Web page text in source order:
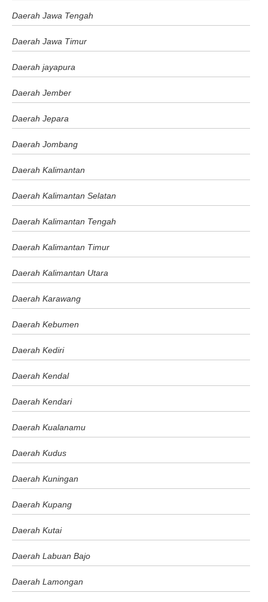
Daerah Jawa Tengah
Daerah Jawa Timur
Daerah jayapura
Daerah Jember
Daerah Jepara
Daerah Jombang
Daerah Kalimantan
Daerah Kalimantan Selatan
Daerah Kalimantan Tengah
Daerah Kalimantan Timur
Daerah Kalimantan Utara
Daerah Karawang
Daerah Kebumen
Daerah Kediri
Daerah Kendal
Daerah Kendari
Daerah Kualanamu
Daerah Kudus
Daerah Kuningan
Daerah Kupang
Daerah Kutai
Daerah Labuan Bajo
Daerah Lamongan